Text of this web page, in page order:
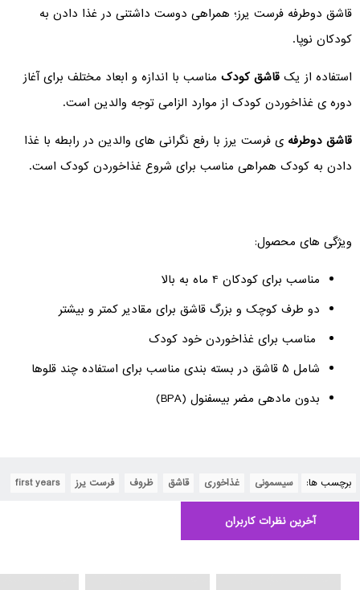
قاشق دوطرفه فرست یرز؛ همراهی دوست داشتنی در غذا دادن به
کودکان نوپا.
استفاده از یک قاشق کودک مناسب با اندازه و ابعاد مختلف برای آغاز
دوره ی غذاخوردن کودک از موارد الزامی توجه والدین است.
قاشق دوطرفه ی فرست یرز با رفع نگرانی های والدین در رابطه با غذا
دادن به کودک همراهی مناسب برای شروع غذاخوردن کودک است.
ویژگی های محصول:
مناسب برای کودکان 4 ماه به بالا
دو طرف کوچک و بزرگ قاشق برای مقادیر کمتر و بیشتر
مناسب برای غذاخوردن خود کودک
شامل 5 قاشق در بسته بندی مناسب برای استفاده چند قلوها
بدون مادهی مضر بیسفنول (BPA)
برچسب ها: سیسمونی غذاخوری قاشق ظروف فرست یرز first years
آخرین نظرات کاربران